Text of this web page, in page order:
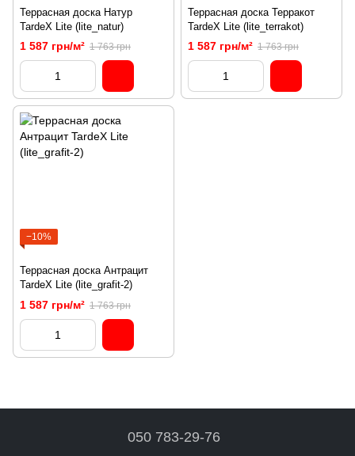
Террасная доска Натур
TardeX Lite (lite_natur)
1 587 грн/м² 1 763 грн
Террасная доска Терракот
TardeX Lite (lite_terrakot)
1 587 грн/м² 1 763 грн
−10%
Террасная доска Антрацит
TardeX Lite (lite_grafit-2)
1 587 грн/м² 1 763 грн
050 783-29-76